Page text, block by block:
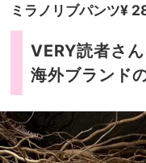
ミラノリブパンツ¥
VERY読者さ
海外ブランド